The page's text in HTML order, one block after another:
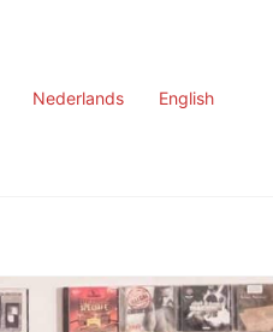
Nederlands English